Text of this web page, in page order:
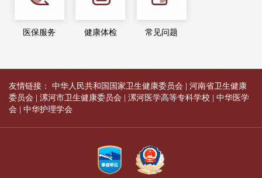
医保服务 健康体检 常见问题
友情链接： 中华人民共和国国家卫生健康委员会
河南省卫生健康
委员会
漯河市卫生健康委员会 漯河医学高等专科学校
中华医学
会
中华护理学会